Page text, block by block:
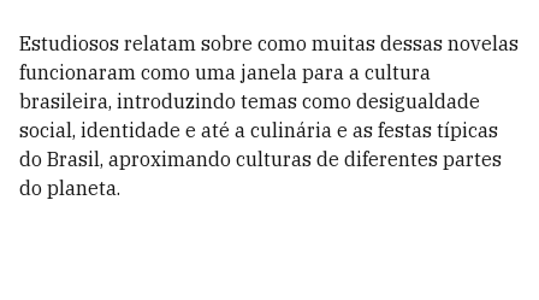
Estudiosos relatam sobre como muitas dessas novelas
funcionaram como uma janela para a cultura
brasileira, introduzindo temas como desigualdade
social, identidade e até a culinária e as festas típicas
do Brasil, aproximando culturas de diferentes partes
do planeta.